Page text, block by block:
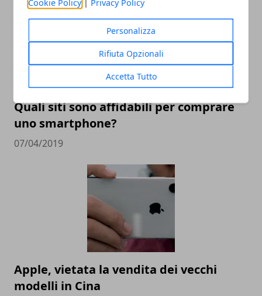
Personalizza
Rifiuta Opzionali
Accetta Tutto
Quali siti sono affidabili per comprare
uno smartphone?
07/04/2019
Apple, vietata la vendita dei vecchi
modelli in Cina